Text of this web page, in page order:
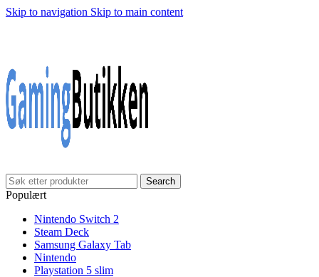
Skip to navigation Skip to main content
Search
Populært
Nintendo Switch 2
Steam Deck
Samsung Galaxy Tab
Nintendo
Playstation 5 slim